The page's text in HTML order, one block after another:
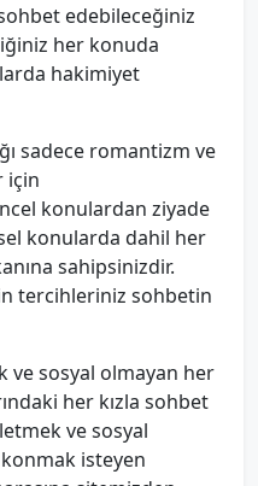
edebileceğiniz
her konuda
hakimiyet
sadece romantizm ve
için
konulardan ziyade
konularda dahil her
sahipsinizdir.
tercihleriniz sohbetin
ve sosyal olmayan her
her kızla sohbet
ve sosyal
isteyen